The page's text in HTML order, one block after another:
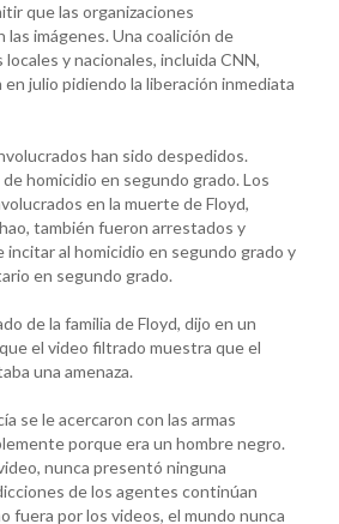
que las organizaciones
las imágenes. Una coalición de
y nacionales, incluida CNN,
julio pidiendo la liberación inmediata
han sido despedidos.
homicidio en segundo grado. Los
en la muerte de Floyd,
también fueron arrestados y
incitar al homicidio en segundo grado y
en segundo grado.
de la familia de Floyd, dijo en un
el video filtrado muestra que el
una amenaza.
se le acercaron con las armas
porque era un hombre negro.
nunca presentó ninguna
de los agentes continúan
fuera por los videos, el mundo nunca